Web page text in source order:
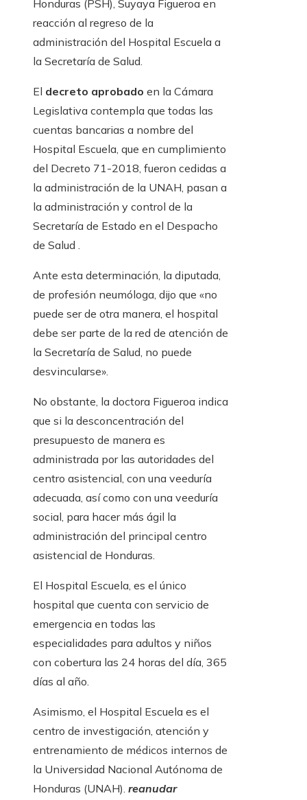
Honduras (PSH), Suyaya Figueroa en
reacción al regreso de la
administración del Hospital Escuela a
la Secretaría de Salud.
El decreto aprobado en la Cámara
Legislativa contempla que todas las
cuentas bancarias a nombre del
Hospital Escuela, que en cumplimiento
del Decreto 71-2018, fueron cedidas a
la administración de la UNAH, pasan a
la administración y control de la
Secretaría de Estado en el Despacho
de Salud .
Ante esta determinación, la diputada,
de profesión neumóloga, dijo que «no
puede ser de otra manera, el hospital
debe ser parte de la red de atención de
la Secretaría de Salud, no puede
desvincularse».
No obstante, la doctora Figueroa indica
que si la desconcentración del
presupuesto de manera es
administrada por las autoridades del
centro asistencial, con una veeduría
adecuada, así como con una veeduría
social, para hacer más ágil la
administración del principal centro
asistencial de Honduras.
El Hospital Escuela, es el único
hospital que cuenta con servicio de
emergencia en todas las
especialidades para adultos y niños
con cobertura las 24 horas del día, 365
días al año.
Asimismo, el Hospital Escuela es el
centro de investigación, atención y
entrenamiento de médicos internos de
la Universidad Nacional Autónoma de
Honduras (UNAH). reanudar